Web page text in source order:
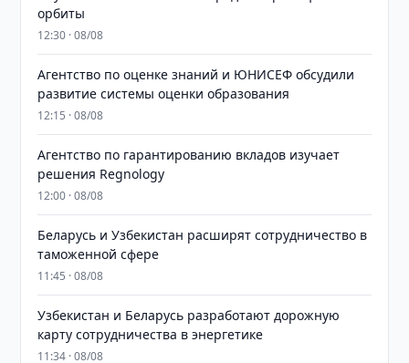
орбиты
12:30 · 08/08
Агентство по оценке знаний и ЮНИСЕФ обсудили
развитие системы оценки образования
12:15 · 08/08
Агентство по гарантированию вкладов изучает
решения Regnology
12:00 · 08/08
Беларусь и Узбекистан расширят сотрудничество в
таможенной сфере
11:45 · 08/08
Узбекистан и Беларусь разработают дорожную
карту сотрудничества в энергетике
11:34 · 08/08